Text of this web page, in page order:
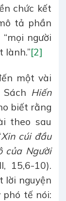
chức kết
tả phần
người
lành.”[2]
một vài
Hiến
biết rằng
theo sau
Xin cúi đầu
của Người
15,6-10).
lời nguyện
phó tế nói: